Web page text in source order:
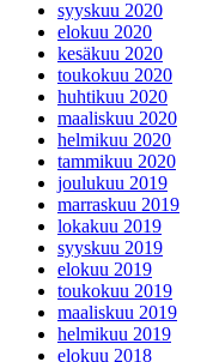
syyskuu 2020
elokuu 2020
kesäkuu 2020
toukokuu 2020
huhtikuu 2020
maaliskuu 2020
helmikuu 2020
tammikuu 2020
joulukuu 2019
marraskuu 2019
lokakuu 2019
syyskuu 2019
elokuu 2019
toukokuu 2019
maaliskuu 2019
helmikuu 2019
elokuu 2018